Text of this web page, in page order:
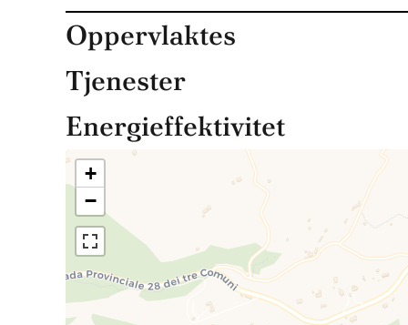
Oppervlaktes
Tjenester
Energieffektivitet
+
−